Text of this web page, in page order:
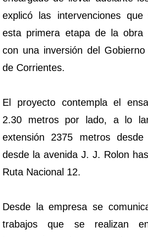
explicó las intervenciones
esta primera etapa de la obra
con una inversión del
de Corrientes.
El proyecto contempla el
2.30 metros por lado, a lo
extensión 2375 metros desde
desde la avenida J. J. Rolon
Ruta Nacional 12.
Desde la empresa se
trabajos que se realizan